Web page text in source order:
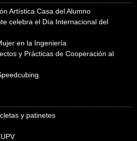
Artística Casa del Alumno
celebra el Día Internacional del
en la Ingeniería
y Prácticas de Cooperación al
y patinetes